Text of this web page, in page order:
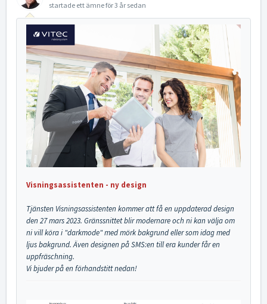
startade ett ämneför 3 år sedan
Visningsassistenten - ny design
Tjänsten Visningsassistenten kommer att få en uppdaterad design
den 27 mars 2023. Gränssnittet blir modernare och ni kan välja om
ni vill köra i "darkmode" med mörk bakgrund eller som idag med
ljus bakgrund.Även designen på SMS:en till era kunder får en
uppfräschning.
Vi bjuder på en förhandstitt nedan!